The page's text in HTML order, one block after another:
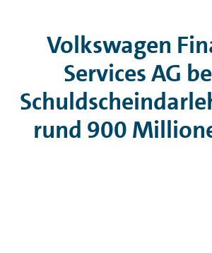
Volkswagen
Services AG
rund 900